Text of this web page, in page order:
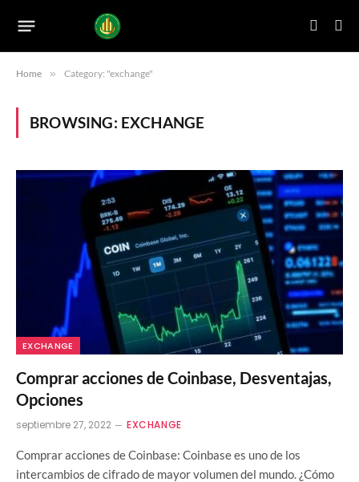
Home » Category: "exchange"
BROWSING: EXCHANGE
EXCHANGE
Comprar acciones de Coinbase, Desventajas,
Opciones
septiembre 27, 2022 EXCHANGE
Comprar acciones de Coinbase: Coinbase es uno de los
intercambios de cifrado de mayor volumen del mundo. ¿Cómo